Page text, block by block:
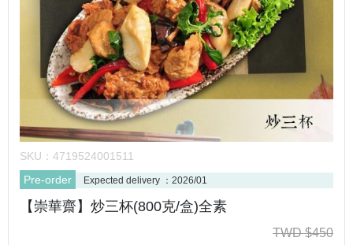
SKU： 4719524001511
Pre-order
Expected delivery ：2026/01
【崇華齋】炒三杯(800克/盒)全素
TWD $450